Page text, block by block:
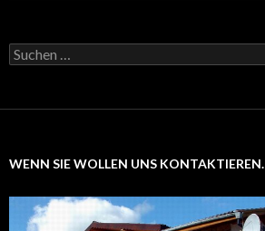
Suchen
nach:
WENN SIE WOLLEN UNS KONTAKTIEREN.